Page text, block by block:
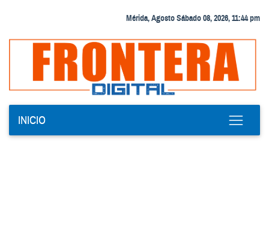
Mérida, Agosto Sábado 08, 2026, 11:44 pm
INICIO